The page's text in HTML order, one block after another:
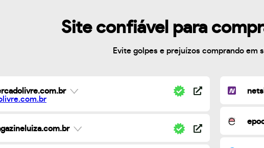
Site confiável para
Evite golpes e prejuízos comprando em